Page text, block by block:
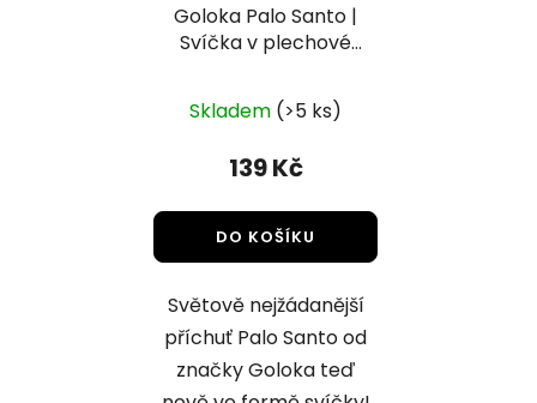
Goloka Palo Santo |
Svíčka v plechové
Skladem (>5 ks)
139 Kč
DO KOŠÍKU
Světově nejžádanější
příchuť Palo Santo od
značky Goloka teď